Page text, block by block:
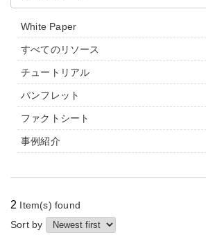
White Paper
すべてのリソース
チュートリアル
パンフレット
ファクトシート
事例紹介
2 Item(s) found
Sort by